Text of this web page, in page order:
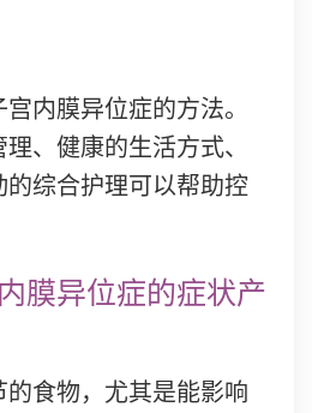
内膜异位症的方法。
、健康的生活方式、
综合护理可以帮助控
膜异位症的症状产
食物，尤其是能影响